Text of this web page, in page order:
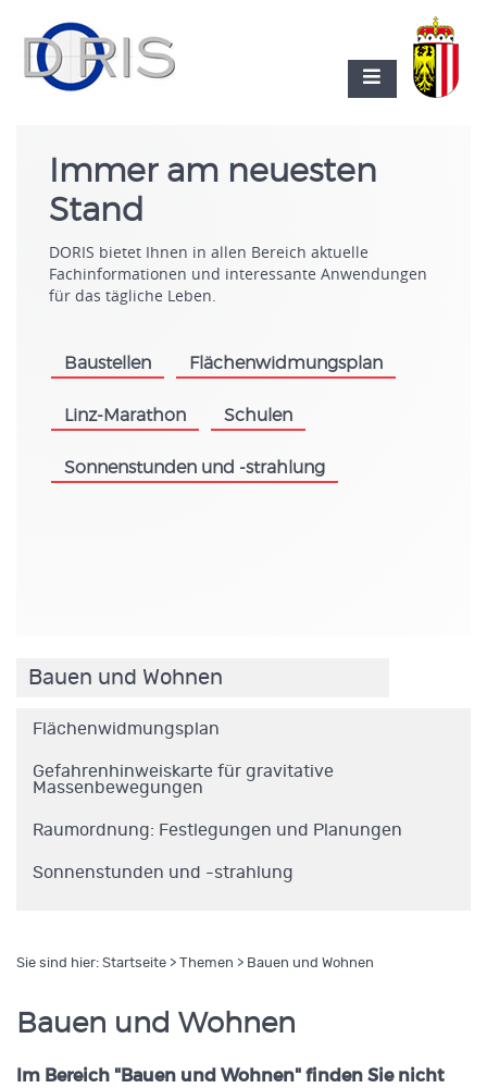
Immer am neuesten
Stand
DORIS bietet Ihnen in allen Bereich aktuelle
Fachinformationen und interessante Anwendungen
für das tägliche Leben.
Baustellen Flächenwidmungsplan
Linz-Marathon Schulen
Sonnenstunden und -strahlung
Bauen und Wohnen
Flächenwidmungsplan
Gefahrenhinweiskarte für gravitative
Massenbewegungen
Raumordnung: Festlegungen und Planungen
Sonnenstunden und -strahlung
Sie sind hier: Startseite > Themen > Bauen und Wohnen
Bauen und Wohnen
Im Bereich "Bauen und Wohnen" finden Sie nicht